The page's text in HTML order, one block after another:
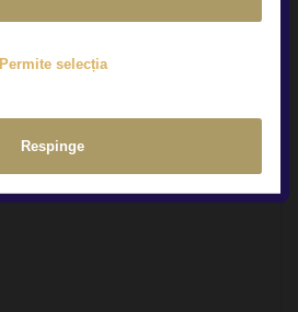
Permite selecția
Respinge